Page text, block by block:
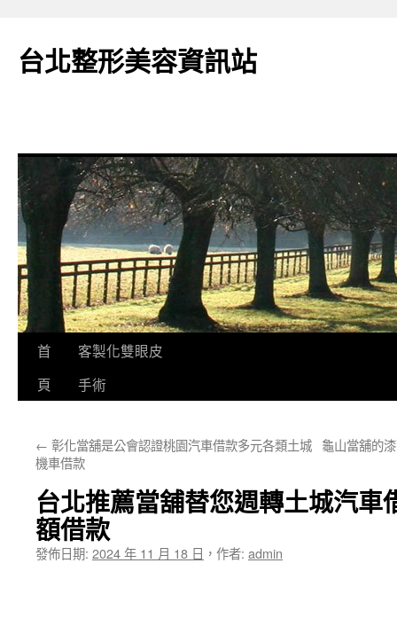
台北整形美容資訊站
跳
要
容
首
頁
客製化雙眼皮
手術
← 彰化當舖是公會認證桃園汽車借款多元各類土城
機車借款
龜山當舖的
台北推薦當舖替您週轉土城汽車
額借款
發佈日期: 2024 年 11 月 18 日 ， 作者: admin